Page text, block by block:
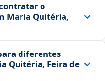
o
Maria Quitéria,
diferentes
Quitéria, Feira de